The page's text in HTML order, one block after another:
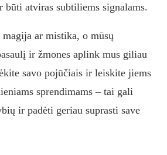
būti atviras subtiliems signalams.
magija ar mistika, o mūsų
ir žmones aplink mus giliau
savo pojūčiais ir leiskite jiems
sprendimams – tai gali
ir padėti geriau suprasti save